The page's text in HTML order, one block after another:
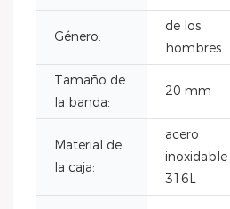
Género:
de los
hombres
Tamaño de
la banda:
20 mm
Material de
la caja:
acero
inoxidable
316L